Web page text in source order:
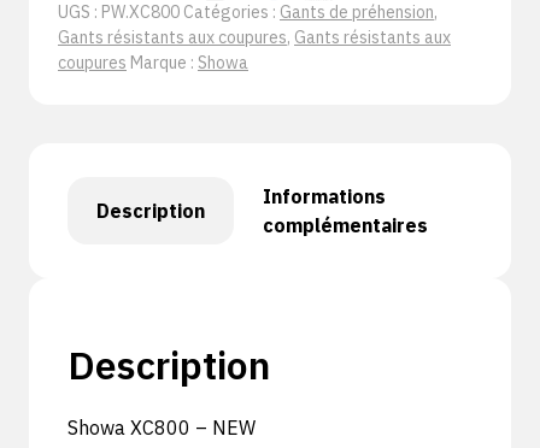
UGS : PW.XC800 Catégories : Gants de préhension,
Gants résistants aux coupures, Gants résistants aux
coupures Marque : Showa
Description
Informations
complémentaires
Description
Showa XC800 – NEW